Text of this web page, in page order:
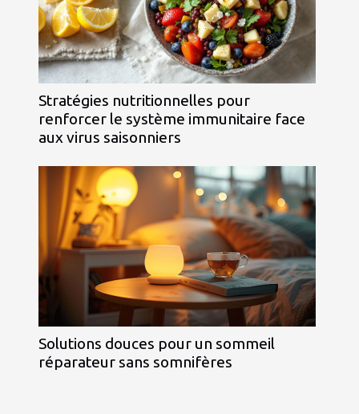
Stratégies nutritionnelles pour
renforcer le système immunitaire face
aux virus saisonniers
Solutions douces pour un sommeil
réparateur sans somnifères